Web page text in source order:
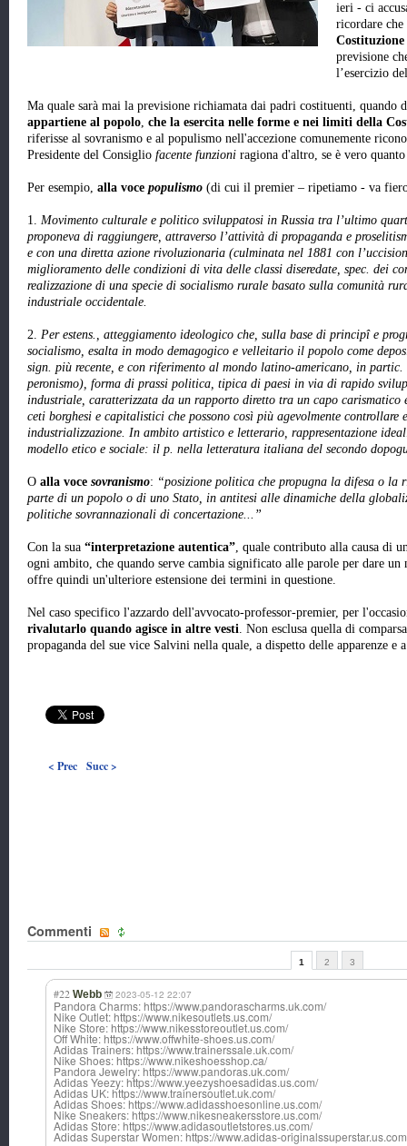
ieri - ci
ricordare che
previsione
l’esercizio
Ma quale sarà mai la previsione richiamata dai padri costituenti, quando
appartiene al popolo, che la esercita nelle forme e nei limiti della
riferisse al sovranismo e al populismo nell'accezione comunemente
Presidente del Consiglio facente funzioni ragiona d'altro, se è vero
Per esempio, alla voce populismo (di cui il premier – ripetiamo - va
1. Movimento culturale e politico sviluppatosi in Russia tra l’ultimo
proponeva di raggiungere, attraverso l’attività di propaganda e
e con una diretta azione rivoluzionaria (culminata nel 1881 con
miglioramento delle condizioni di vita delle classi diseredate, spec. dei
realizzazione di una specie di socialismo rurale basato sulla comunità
industriale occidentale.
2. Per estens., atteggiamento ideologico che, sulla base di principî e
socialismo, esalta in modo demagogico e velleitario il popolo come
sign. più recente, e con riferimento al mondo latino-americano, in
peronismo), forma di prassi politica, tipica di paesi in via di rapido
industriale, caratterizzata da un rapporto diretto tra un capo carismatico
ceti borghesi e capitalistici che possono così più agevolmente controllare
industrializzazione. In ambito artistico e letterario, rappresentazione
modello etico e sociale: il p. nella letteratura italiana del secondo
O alla voce sovranismo: “posizione politica che propugna la difesa o la
parte di un popolo o di uno Stato, in antitesi alle dinamiche della
politiche sovrannazionali di concertazione...”
Con la sua “interpretazione autentica”, quale contributo alla causa di
ogni ambito, che quando serve cambia significato alle parole per dare
offre quindi un'ulteriore estensione dei termini in questione.
Nel caso specifico l'azzardo dell'avvocato-professor-premier, per
rivalutarlo quando agisce in altre vesti. Non esclusa quella di
propaganda del sue vice Salvini nella quale, a dispetto delle apparenze e
< Prec Succ >
Commenti
1 2 3
#22 Webb 2023-05-12 22:07
Pandora Charms: https://www.pandorascharms.uk.com/
Nike Outlet: https://www.nikesoutlets.us.com/
Nike Store: https://www.nikesstoreoutlet.us.com/
Off White: https://www.offwhite-shoes.us.com/
Adidas Trainers: https://www.trainerssale.uk.com/
Nike Shoes: https://www.nikeshoesshop.ca/
Pandora Jewelry: https://www.pandoras.uk.com/
Adidas Yeezy: https://www.yeezyshoesadidas.us.com/
Adidas UK: https://www.trainersoutlet.uk.com/
Adidas Shoes: https://www.adidasshoesonline.us.com/
Nike Sneakers: https://www.nikesneakersstore.us.com/
Adidas Store: https://www.adidasoutletstores.us.com/
Adidas Superstar Women: https://www.adidas-